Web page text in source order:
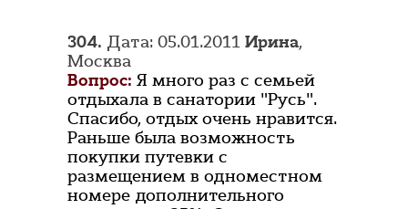
304. Дата: 05.01.2011 Ирина,
Москва
Вопрос: Я много раз с семьей
отдыхала в санатории "Русь".
Спасибо, отдых очень нравится.
Раньше была возможность
покупки путевки с
размещением в одноместном
номере дополнительного